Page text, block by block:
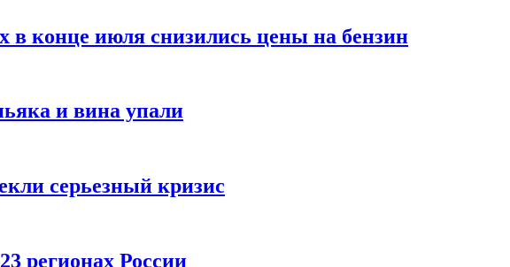
в конце июля снизились цены на бензин
и вина упали
серьезный кризис
регионах России